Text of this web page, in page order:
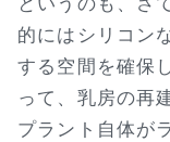
的にはシリコン
する空間を確保
って、乳房の再
プラント自体が